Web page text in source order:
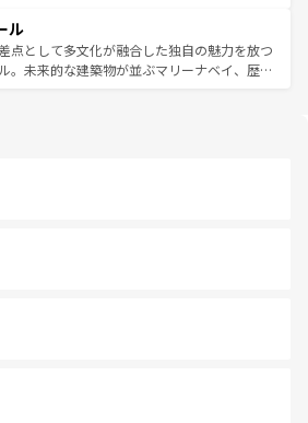
い。
は一年中温暖で、どの季節にも異なる楽しみ
。親しみやすいタイの人々、仏教を中心とし
て多様な観光資源が、訪れる旅人を魅了し続
れても感動するはず。観光スポットが密集し
よく見どころを回れるのも魅力。息をのむよ
文化的な体験まで、香港を存分に楽しみ尽く
ル
点として多文化が融合した独自の魅力を放つ
。未来的な建築物が並ぶマリーナベイ、歴史
ズは地元の風情を楽しめる外せないスポット